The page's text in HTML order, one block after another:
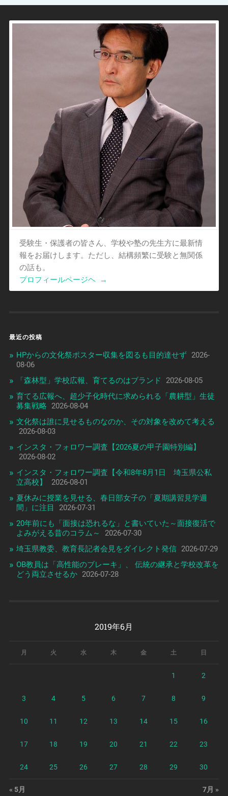
受験生・保護者の皆さん、学校や塾の先生方に最新情
報をお届けします。ただし、結構頻繁に受験と無関係
の話も。
プロフィールページヘ
→
最近の投稿
HPからの文化祭ポスター収集を図るも目的達せず 2026-
08-06
「森林型」学校広報、育てるのはブランド
2026-08-05
育てる広報へ、超少子化時代に求められる「農耕型」生徒
募集戦略
2026-08-04
文化祭は誰に見せるものなのか、その対象を改めて考える
2026-08-03
インスタ・フォロワー調査【2026夏の甲子園特別編】
2026-08-02
インスタ・フォロワー調査【令和8年8月1日 埼玉県公私
立高校】
2026-08-01
夏休みに授業を見せる、春日部女子の「夏期講習見学週
間」に注目
2026-07-31
20年前にも「面接は恐れるな」と書いていた～面接復活で
よみがえる昔のコラム～
2026-07-30
埼玉県教委、教育長記者会見をダイレクト発信 2026-07-29
OB教員は「高性能のブレーキ」、 伝統の継承と学校改革を
どう両立させるか 2026-07-28
2019年6月
月 火 水 木 金 土 日
1 2
3 4 5 6 7 8 9
10 11 12 13 14 15 16
17 18 19 20 21 22 23
24 25 26 27 28 29 30
« 5月 7月 »